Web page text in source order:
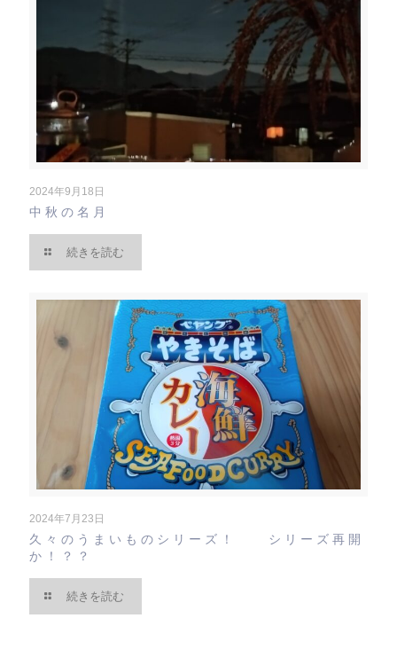
2024年9月18日
中秋の名月
続きを読む
2024年7月23日
久々のうまいものシリーズ！ シリーズ再開
か！？？
続きを読む